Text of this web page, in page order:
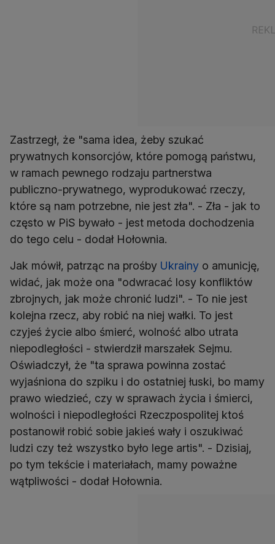
Zastrzegł, że "sama idea, żeby szukać
prywatnych konsorcjów, które pomogą państwu,
w ramach pewnego rodzaju partnerstwa
publiczno-prywatnego, wyprodukować rzeczy,
które są nam potrzebne, nie jest zła". - Zła - jak to
często w PiS bywało - jest metoda dochodzenia
do tego celu - dodał Hołownia.
Jak mówił, patrząc na prośby Ukrainy o amunicję,
widać, jak może ona "odwracać losy konfliktów
zbrojnych, jak może chronić ludzi". - To nie jest
kolejna rzecz, aby robić na niej wałki. To jest
czyjeś życie albo śmierć, wolność albo utrata
niepodległości - stwierdził marszałek Sejmu.
Oświadczył, że "ta sprawa powinna zostać
wyjaśniona do szpiku i do ostatniej łuski, bo mamy
prawo wiedzieć, czy w sprawach życia i śmierci,
wolności i niepodległości Rzeczpospolitej ktoś
postanowił robić sobie jakieś wały i oszukiwać
ludzi czy też wszystko było lege artis". - Dzisiaj,
po tym tekście i materiałach, mamy poważne
wątpliwości - dodał Hołownia.